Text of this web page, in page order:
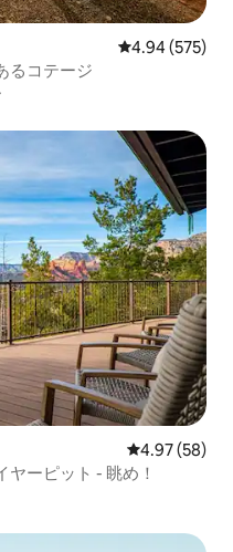
レビュー575
4.94 (575)
るコテージ
レビュー58
4.97 (58)
ーピット - 眺め！